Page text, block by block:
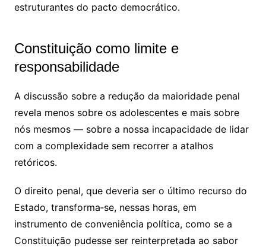
estruturantes do pacto democrático.
Constituição como limite e
responsabilidade
A discussão sobre a redução da maioridade penal
revela menos sobre os adolescentes e mais sobre
nós mesmos — sobre a nossa incapacidade de lidar
com a complexidade sem recorrer a atalhos
retóricos.
O direito penal, que deveria ser o último recurso do
Estado, transforma‑se, nessas horas, em
instrumento de conveniência política, como se a
Constituição pudesse ser reinterpretada ao sabor